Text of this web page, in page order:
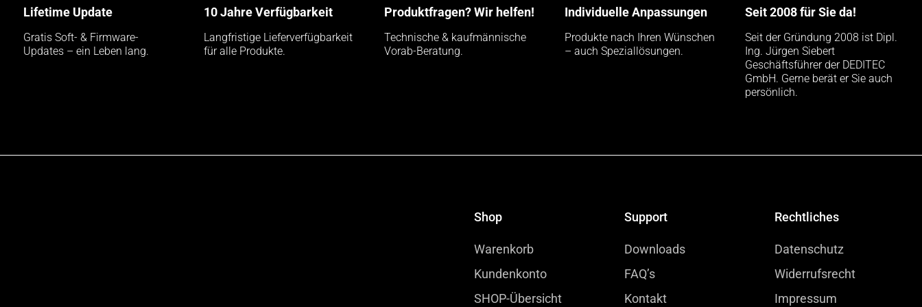
Lifetime Update
Gratis Soft- & Firmware-
Updates – ein Leben lang.
10 Jahre Verfügbarkeit
Langfristige Lieferverfügbarkeit
für alle Produkte.
Produktfragen? Wir helfen!
Technische & kaufmännische
Vorab-Beratung.
Individuelle Anpassungen
Produkte nach Ihren Wünschen
– auch Speziallösungen.
Seit 2008 für Sie da!
Seit der Gründung 2008 ist Dipl.
Ing. Jürgen Siebert
Geschäftsführer der DEDITEC
GmbH. Gerne berät er Sie auch
persönlich.
Shop
Warenkorb
Kundenkonto
SHOP-Übersicht
Support
Downloads
FAQ’s
Kontakt
Rechtliches
Datenschutz
Widerrufsrecht
Impressum